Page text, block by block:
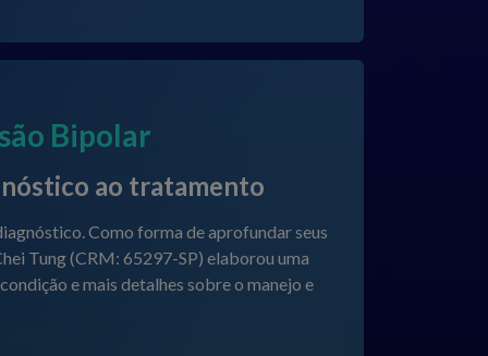
Bipolar
ao tratamento
Como forma de aprofundar seus
Tung (CRM: 65297-SP) elaborou uma
e mais detalhes sobre o manejo e